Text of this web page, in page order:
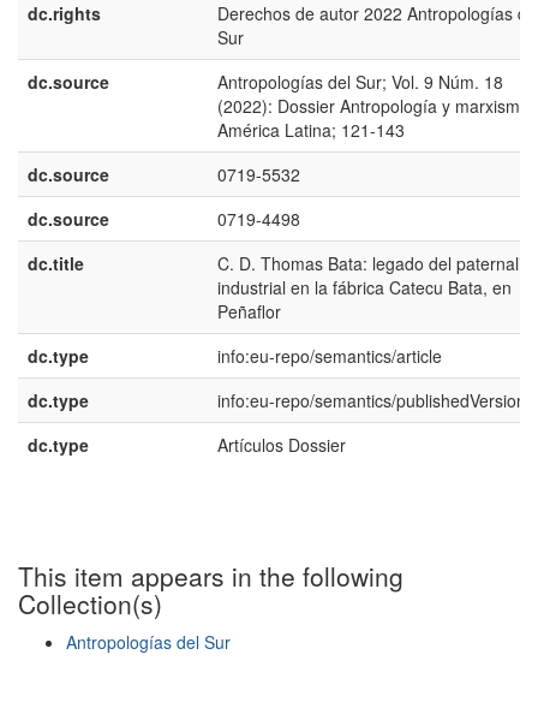
dc.rights
Derechos de autor 2022 Antropologías
Sur
dc.source
Antropologías del Sur; Vol. 9 Núm. 18
(2022): Dossier Antropología y marxismo
América Latina; 121-143
dc.source
0719-5532
dc.source
0719-4498
dc.title
C. D. Thomas Bata: legado del
industrial en la fábrica Catecu Bata, en
Peñaflor
dc.type
info:eu-repo/semantics/article
dc.type
info:eu-repo/semantics/publishedVersion
dc.type
Artículos Dossier
This item appears in the following
Collection(s)
Antropologías del Sur